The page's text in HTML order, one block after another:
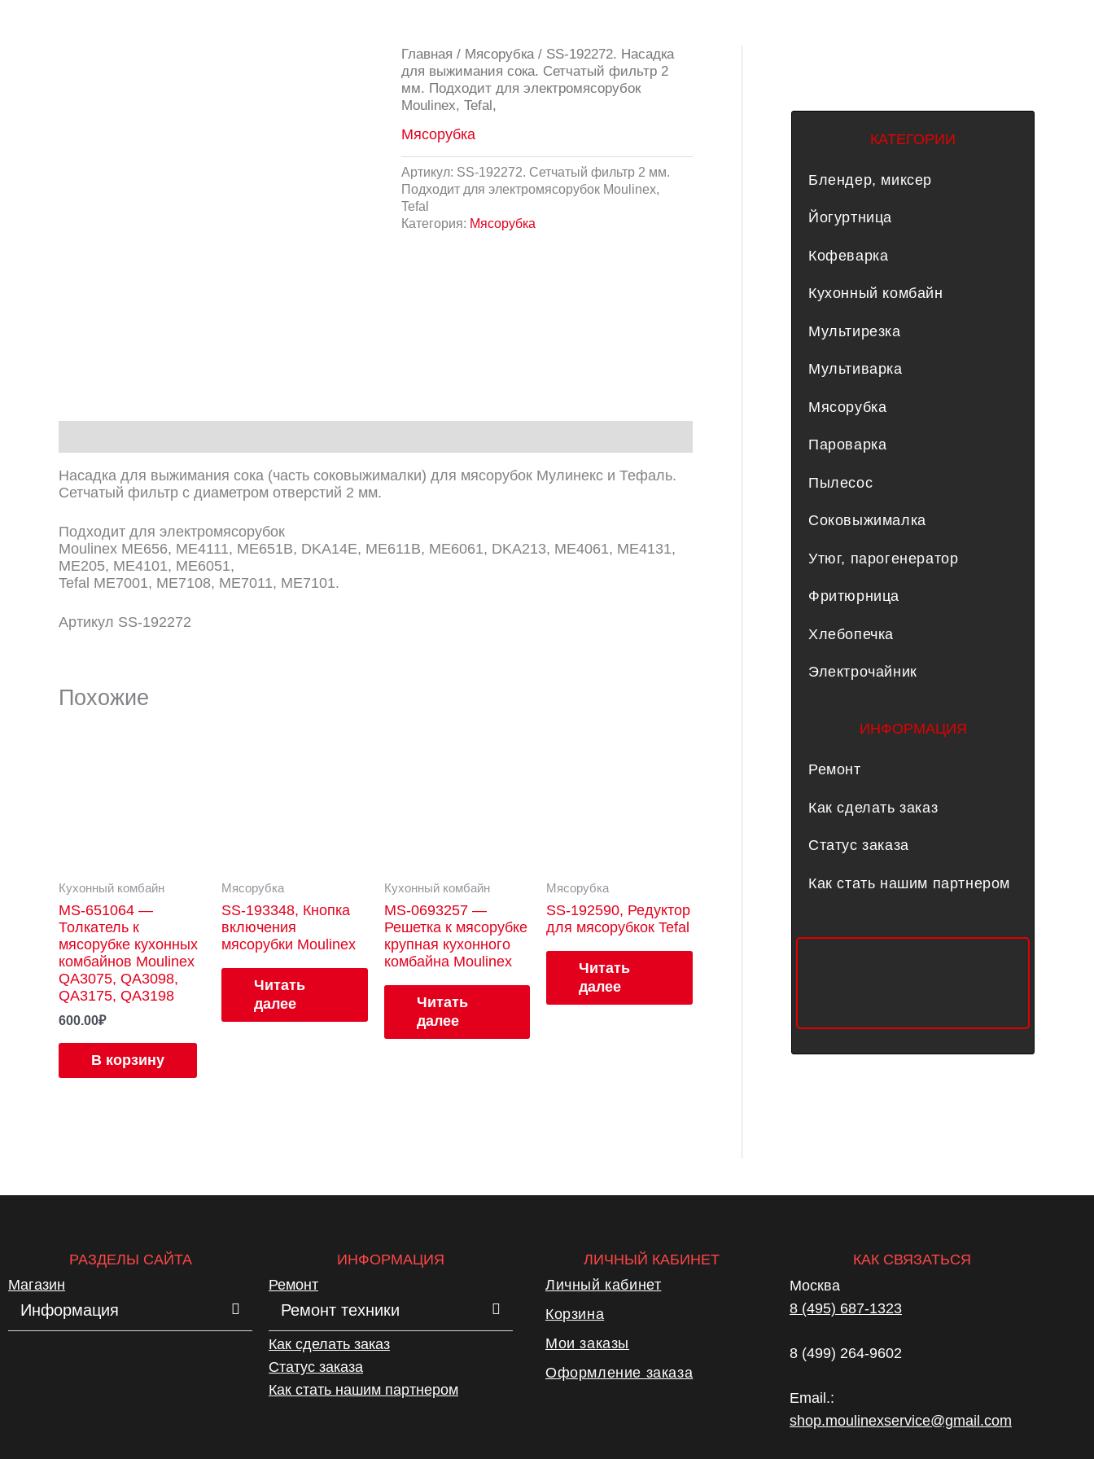
Главная / Мясорубка/ SS-192272. Насадка
для выжимания сока. Сетчатый фильтр 2
мм. Подходит для электромясорубок
Moulinex, Tefal,
Мясорубка
Артикул: SS-192272. Сетчатый фильтр 2 мм.
Подходит для электромясорубок Moulinex,
Tefal
Категория: Мясорубка
Насадка для выжимания сока (часть соковыжималки) для мясорубок Мулинекс и Тефаль.
Сетчатый фильтр с диаметром отверстий 2 мм.
Подходит для электромясорубок
Moulinex ME656, ME4111, ME651B, DKA14E, ME611B, ME6061, DKA213, ME4061, ME4131,
ME205, ME4101, ME6051,
Tefal ME7001, ME7108, ME7011, ME7101.
Артикул SS-192272
Похожие
Кухонный комбайн
MS-651064 —
Толкатель к
мясорубке кухонных
комбайнов Moulinex
QA3075, QA3098,
QA3175, QA3198
600.00₽
В корзину
Мясорубка
SS-193348, Кнопка
включения
мясорубки Moulinex
Читать
далее
Кухонный комбайн
MS-0693257 —
Решетка к мясорубке
крупная кухонного
комбайна Moulinex
Читать
далее
Мясорубка
SS-192590, Редуктор
для мясорубкок Tefal
Читать
далее
КАТЕГОРИИ
Блендер, миксер
Йогуртница
Кофеварка
Кухонный комбайн
Мультирезка
Мультиварка
Мясорубка
Пароварка
Пылесос
Соковыжималка
Утюг, парогенератор
Фритюрница
Хлебопечка
Электрочайник
ИНФОРМАЦИЯ
Ремонт
Как сделать заказ
Статус заказа
Как стать нашим партнером
РАЗДЕЛЫ САЙТА
Магазин
Информация
ИНФОРМАЦИЯ
Ремонт
Ремонт техники
Как сделать заказ
Статус заказа
Как стать нашим партнером
ЛИЧНЫЙ КАБИНЕТ
Личный кабинет
Корзина
Мои заказы
Оформление заказа
КАК СВЯЗАТЬСЯ
Москва
8 (495) 687-1323
8 (499) 264-9602
Email.:
shop.moulinexservice@gmail.com